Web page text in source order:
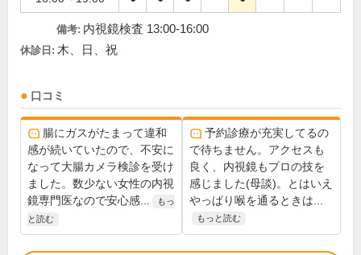
備考: 内視鏡検査 13:00-16:00
休診日: 木、日、祝
口コミ
腸にガスがたまって違和
感が続いていたので、不安に
なって大腸カメラ検診を受け
ました。数少ない女性の内視
鏡専門医なので安心感...
もっ
と読む
予約診療が充実してるの
で待ちません。アクセスも
良く、内視鏡もプロの技を
感じました(母談)。とはいえ
やっぱり喉を通るときは...
もっと読む